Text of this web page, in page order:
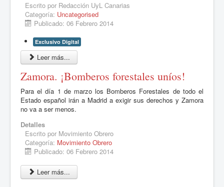
Escrito por Redacción UyL Canarias
Categoría: Uncategorised
Publicado: 06 Febrero 2014
Exclusivo Digital
Leer más...
Zamora. ¡Bomberos forestales uníos!
Para el día 1 de marzo los Bomberos Forestales de todo el
Estado español irán a Madrid a exigir sus derechos y Zamora
no va a ser menos.
Detalles
Escrito por Movimiento Obrero
Categoría: Movimiento Obrero
Publicado: 06 Febrero 2014
Leer más...